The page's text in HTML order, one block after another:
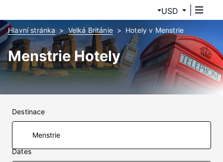
USD
Hlavní stránka Velká Británie Hotely v Menstrie
Menstrie Hotely
Destinace
Dates